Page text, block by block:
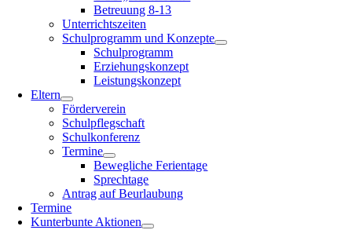
Betreuung 8-13
Unterrichtszeiten
Schulprogramm und Konzepte
Schulprogramm
Erziehungskonzept
Leistungskonzept
Eltern
Förderverein
Schulpflegschaft
Schulkonferenz
Termine
Bewegliche Ferientage
Sprechtage
Antrag auf Beurlaubung
Termine
Kunterbunte Aktionen